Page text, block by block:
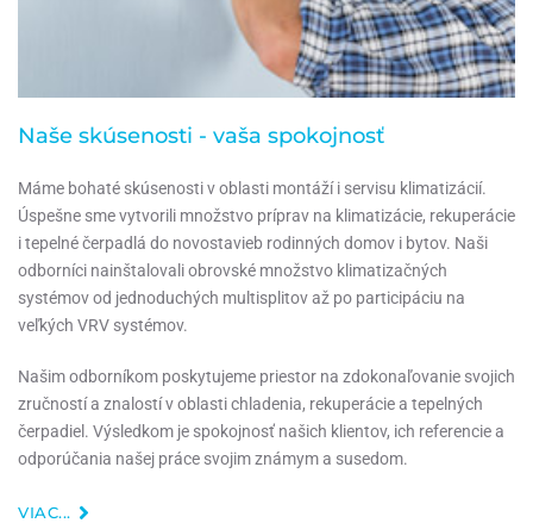
Naše skúsenosti - vaša spokojnosť
Máme bohaté skúsenosti v oblasti montáží i servisu klimatizácií.
Úspešne sme vytvorili množstvo príprav na klimatizácie, rekuperácie
i tepelné čerpadlá do novostavieb rodinných domov i bytov. Naši
odborníci nainštalovali obrovské množstvo klimatizačných
systémov od jednoduchých multisplitov až po participáciu na
veľkých VRV systémov.
Našim odborníkom poskytujeme priestor na zdokonaľovanie svojich
zručností a znalostí v oblasti chladenia, rekuperácie a tepelných
čerpadiel. Výsledkom je spokojnosť našich klientov, ich referencie a
odporúčania našej práce svojim známym a susedom.
VIAC...